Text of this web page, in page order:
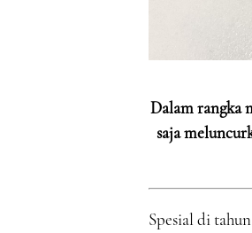
Dalam rangka
saja
Spesial di